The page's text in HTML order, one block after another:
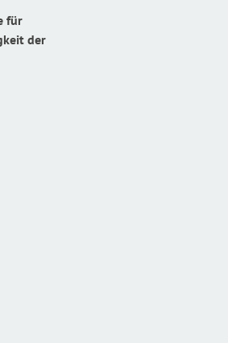
für
der